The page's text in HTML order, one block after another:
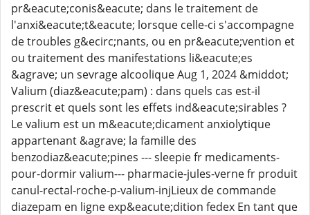
pr&eacute;conis&eacute; dans le traitement de
l'anxi&eacute;t&eacute; lorsque celle-ci s'accompagne
de troubles g&ecirc;nants, ou en pr&eacute;vention et
ou traitement des manifestations li&eacute;es
&agrave; un sevrage alcoolique Aug 1, 2024 &middot;
Valium (diaz&eacute;pam) : dans quels cas est-il
prescrit et quels sont les effets ind&eacute;sirables ?
Le valium est un m&eacute;dicament anxiolytique
appartenant &agrave; la famille des
benzodiaz&eacute;pines --- sleepie fr medicaments-
pour-dormir valium--- pharmacie-jules-verne fr produit
canul-rectal-roche-p-valium-injLieux de commande
diazepam en ligne exp&eacute;dition fedex En tant que